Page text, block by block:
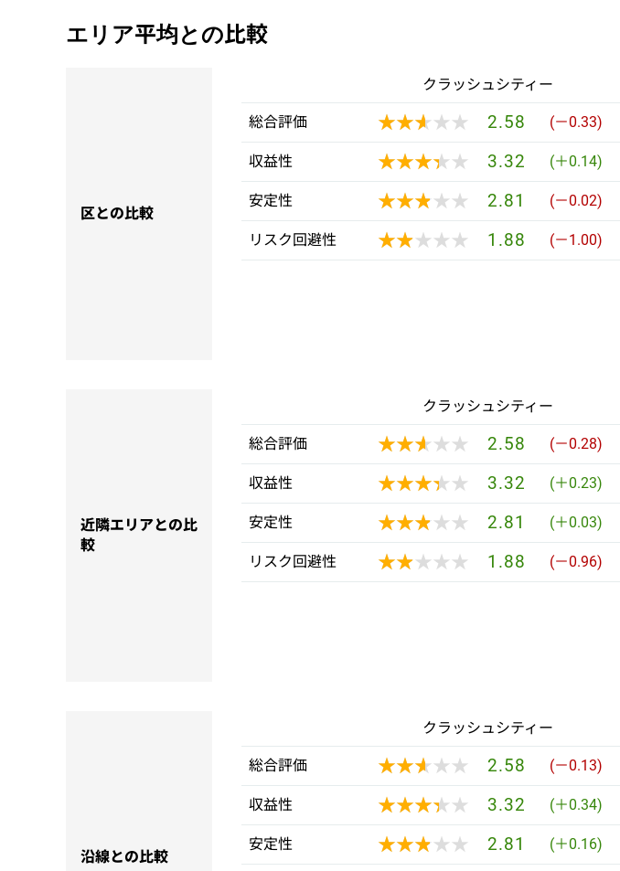
エリア平均との比較
区との比較
クラッシュシティー
総合評価 ★★★★★
★★★★★ 2.58 (－0.33)
収益性 ★★★★★
★★★★★ 3.32 (＋0.14)
安定性 ★★★★★
★★★★★ 2.81 (－0.02)
リスク回避性 ★★★★★
★★★★★ 1.88 (－1.00)
近隣エリアとの比
較
クラッシュシティー
総合評価 ★★★★★
★★★★★ 2.58 (－0.28)
収益性 ★★★★★
★★★★★ 3.32 (＋0.23)
安定性 ★★★★★
★★★★★ 2.81 (＋0.03)
リスク回避性 ★★★★★
★★★★★ 1.88 (－0.96)
沿線との比較
クラッシュシティー
総合評価 ★★★★★
★★★★★ 2.58 (－0.13)
収益性 ★★★★★
★★★★★ 3.32 (＋0.34)
安定性 ★★★★★
★★★★★ 2.81 (＋0.16)